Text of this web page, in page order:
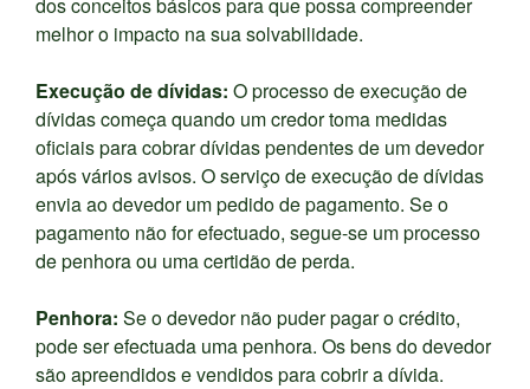
melhor o impacto na sua solvabilidade.
Execução de dívidas: O processo de execução de
dívidas começa quando um credor toma medidas
oficiais para cobrar dívidas pendentes de um devedor
após vários avisos. O serviço de execução de dívidas
envia ao devedor um pedido de pagamento. Se o
pagamento não for efectuado, segue-se um processo
de penhora ou uma certidão de perda.
Penhora: Se o devedor não puder pagar o crédito,
pode ser efectuada uma penhora. Os bens do devedor
são apreendidos e vendidos para cobrir a dívida.